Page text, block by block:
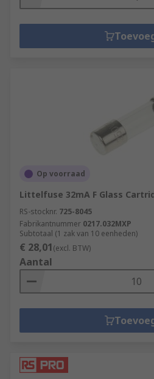
Op voorraad
Littelfuse 32mA F Glass
RS-stocknr. 725-8045
Fabrikantnummer 0217.032MXP
Subtotaal (1 zak van 10 eenheden)
€ 28,01(excl. BTW)
Aantal